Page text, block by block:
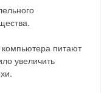
компьютера питают
увеличить